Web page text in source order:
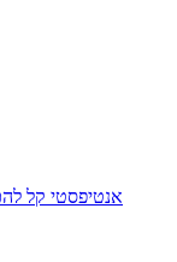
אנטיפסטי קל